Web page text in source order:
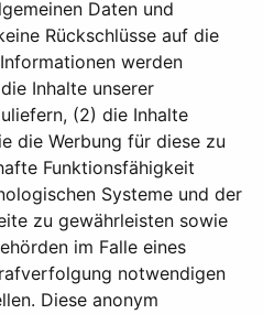
Daten und
Rückschlüsse auf die
werden
Inhalte unserer
(2) die Inhalte
die Werbung für diese zu
Funktionsfähigkeit
Systeme und der
zu gewährleisten sowie
im Falle eines
notwendigen
Diese anonym